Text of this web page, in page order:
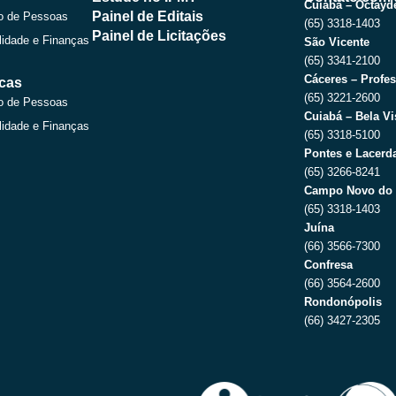
e
r
a
m
de Pessoas
e Finanças
de Pessoas
e Finanças
Painel de Editais
Painel de Licitações
Cuiabá –
(65) 3318-1403
São Vicente
(65) 3341-2100
Cáceres –
(65) 3221-2600
Cuiabá – Bela
(65) 3318-5100
Pontes e
(65) 3266-8241
Campo Novo do
(65) 3318-1403
Juína
(66) 3566-7300
Confresa
(66) 3564-2600
Rondonópolis
(66) 3427-2305